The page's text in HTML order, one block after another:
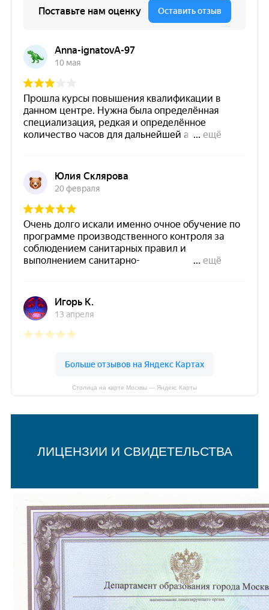
Столица на карте Москвы — Яндекс Карты
ЛИЦЕНЗИИ И СВИДЕТЕЛЬСТВА